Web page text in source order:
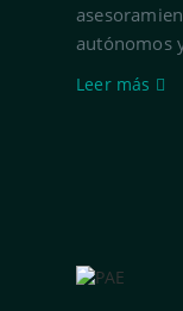
autónomos
Leer más